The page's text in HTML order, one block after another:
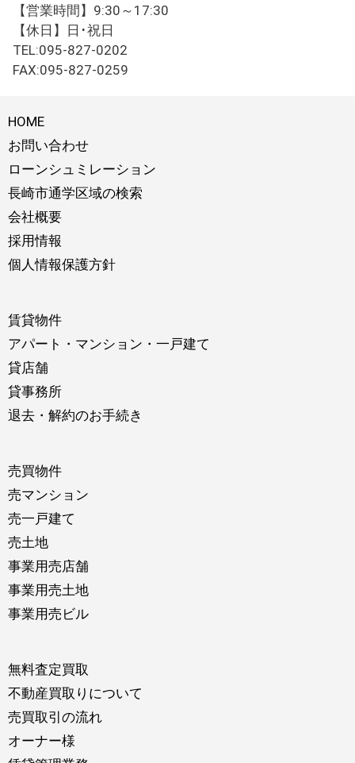
【営業時間】9:30～17:30
【休日】日･祝日
TEL:095-827-0202
FAX:095-827-0259
HOME
お問い合わせ
ローンシュミレーション
長崎市通学区域の検索
会社概要
採用情報
個人情報保護方針
賃貸物件
アパート・マンション・一戸建て
貸店舗
貸事務所
退去・解約のお手続き
売買物件
売マンション
売一戸建て
売土地
事業用売店舗
事業用売土地
事業用売ビル
無料査定買取
不動産買取りについて
売買取引の流れ
オーナー様